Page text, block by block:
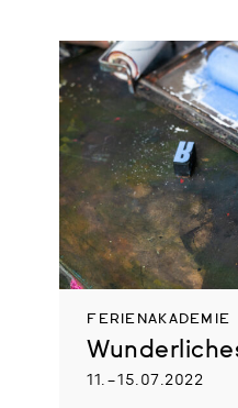
FERIENAKADEMIE
11. – 15.07.2022